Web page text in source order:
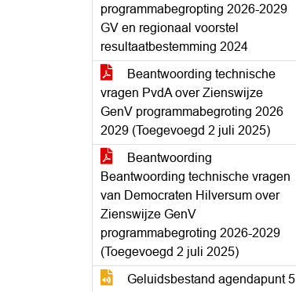
programmabegropting 2026-2029
GV en regionaal voorstel
resultaatbestemming 2024
Beantwoording technische
vragen PvdA over Zienswijze
GenV programmabegroting 2026
2029 (Toegevoegd 2 juli 2025)
Beantwoording
Beantwoording technische vragen
van Democraten Hilversum over
Zienswijze GenV
programmabegroting 2026-2029
(Toegevoegd 2 juli 2025)
Geluidsbestand agendapunt 5